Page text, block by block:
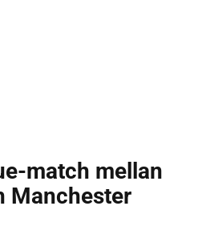
match mellan
Manchester